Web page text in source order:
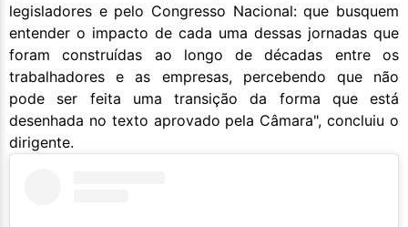
legisladores e pelo Congresso Nacional: que busquem
entender o impacto de cada uma dessas jornadas que
foram construídas ao longo de décadas entre os
trabalhadores e as empresas, percebendo que não
pode ser feita uma transição da forma que está
desenhada no texto aprovado pela Câmara", concluiu o
dirigente.